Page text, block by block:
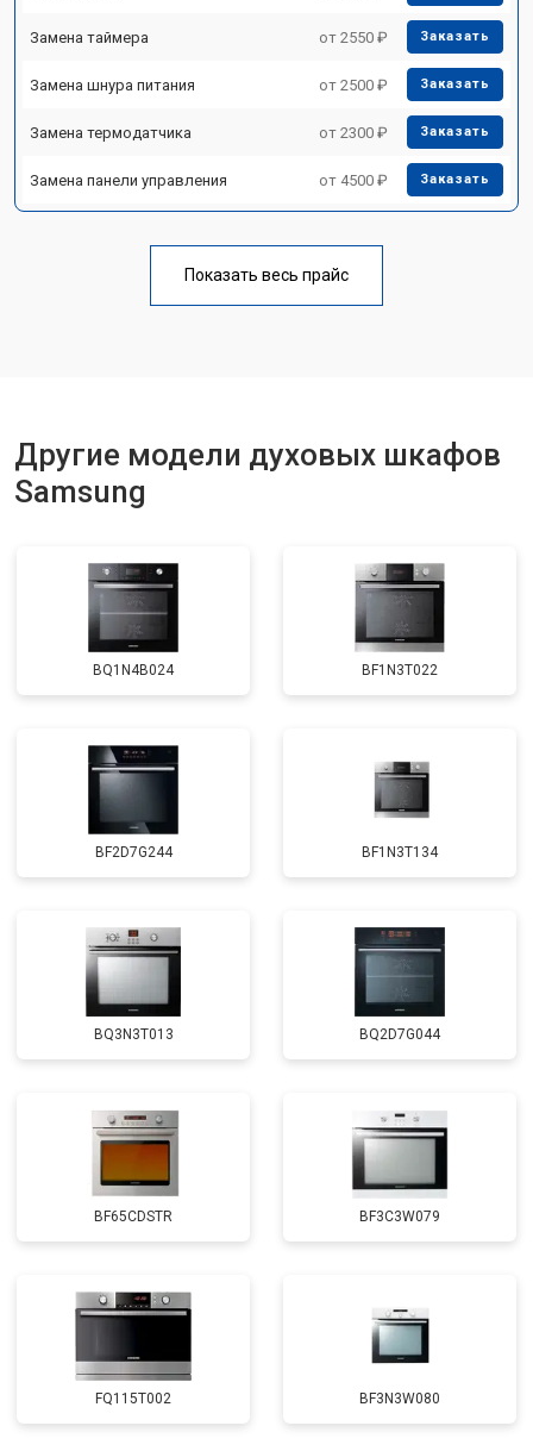
Замена таймера от 2550 ₽ Заказать
Замена шнура питания от 2500 ₽ Заказать
Замена термодатчика от 2300 ₽ Заказать
Замена панели управления от 4500 ₽ Заказать
Показать весь прайс
Другие модели духовых шкафов
Samsung
BQ1N4B024 BF1N3T022
BF2D7G244 BF1N3T134
BQ3N3T013 BQ2D7G044
BF65CDSTR BF3C3W079
FQ115T002 BF3N3W080